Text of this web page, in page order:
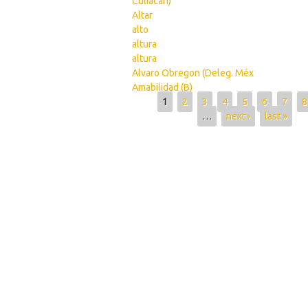
Altar
alto
altura
altura
Alvaro Obregon (Deleg. Méx
Amabilidad (B)
Pages
1 2 3 4 5 6 7
8
…
next › last »